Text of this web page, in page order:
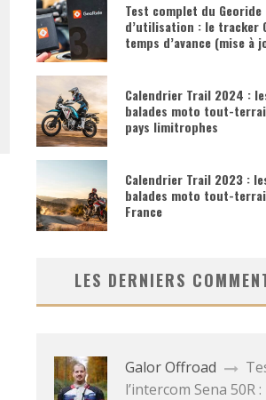
Test complet du Georide
d’utilisation : le tracker
temps d’avance (mise à
Calendrier Trail 2024 :
balades moto tout-
pays limitrophes
Calendrier Trail 2023 :
balades moto tout-
France
LES DERNIERS
Galor Offroad
l’intercom Sena 50R :